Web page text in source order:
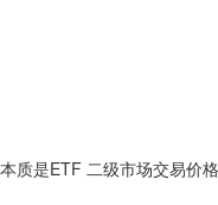
质是ETF 二级市场交易